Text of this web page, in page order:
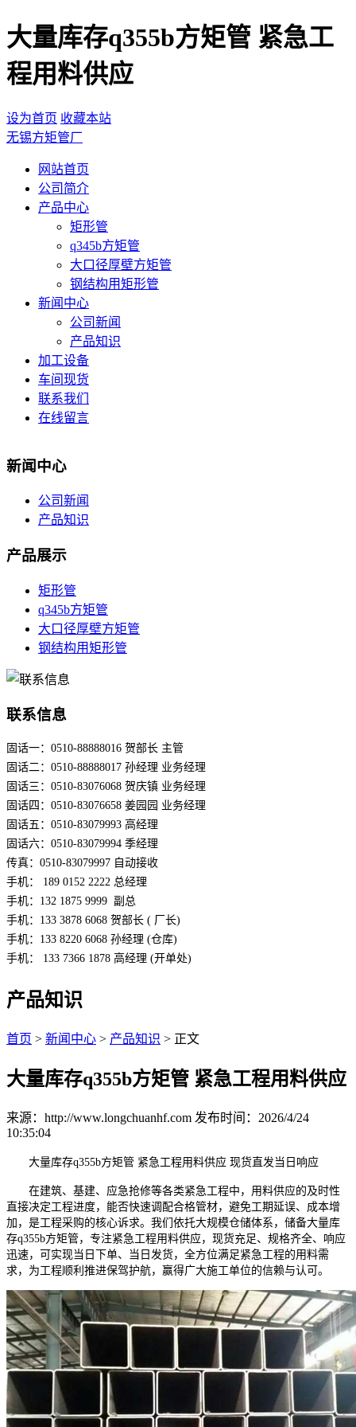
大量库存q355b方矩管 紧急工
程用料供应
设为首页 收藏本站
无锡方矩管厂
网站首页
公司简介
产品中心
矩形管
q345b方矩管
大口径厚壁方矩管
钢结构用矩形管
新闻中心
公司新闻
产品知识
加工设备
车间现货
联系我们
在线留言
新闻中心
公司新闻
产品知识
产品展示
矩形管
q345b方矩管
大口径厚壁方矩管
钢结构用矩形管
联系信息
固话一：0510-88888016 贺部长 主管
固话二：0510-88888017 孙经理 业务经理
固话三：0510-83076068 贺庆镇 业务经理
固话四：0510-83076658 姜园园 业务经理
固话五：0510-83079993 高经理
固话六：0510-83079994 季经理
传真：0510-83079997 自动接收
手机： 189 0152 2222 总经理
手机：132 1875 9999  副总
手机：133 3878 6068 贺部长 ( 厂长)
手机：133 8220 6068 孙经理 (仓库)
手机： 133 7366 1878 高经理 (开单处)
产品知识
首页 > 新闻中心 > 产品知识 > 正文
大量库存q355b方矩管 紧急工程用料供应
来源：http://www.longchuanhf.com 发布时间：2026/4/24
10:35:04
大量库存q355b方矩管 紧急工程用料供应 现货直发当日响应
在建筑、基建、应急抢修等各类紧急工程中，用料供应的及时性
直接决定工程进度，能否快速调配合格管材，避免工期延误、成本增
加，是工程采购的核心诉求。我们依托大规模仓储体系，储备大量库
存q355b方矩管，专注紧急工程用料供应，现货充足、规格齐全、响应
迅速，可实现当日下单、当日发货，全方位满足紧急工程的用料需
求，为工程顺利推进保驾护航，赢得广大施工单位的信赖与认可。